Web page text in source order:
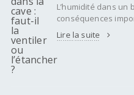
L’humidité dans
conséquences
Lire la suite